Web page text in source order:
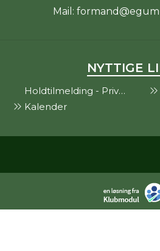
Mail:
NYTTIGE
Holdtilmelding - Privat
Kalender